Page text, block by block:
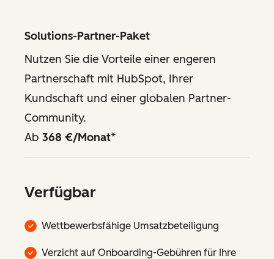
Solutions-Partner-Paket
Nutzen Sie die Vorteile einer engeren
Partnerschaft mit HubSpot, Ihrer
Kundschaft und einer globalen Partner-
Community.
Ab 368 €/Monat*
Verfügbar
Wettbewerbsfähige Umsatzbeteiligung
Verzicht auf Onboarding-Gebühren für Ihre